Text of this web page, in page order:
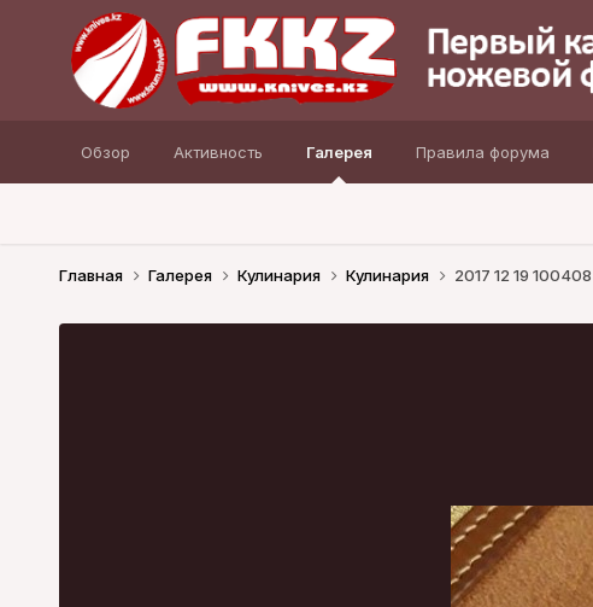
Обзор Активность Галерея Правила форума
Главная Галерея Кулинария Кулинария 2017 12 19 100408